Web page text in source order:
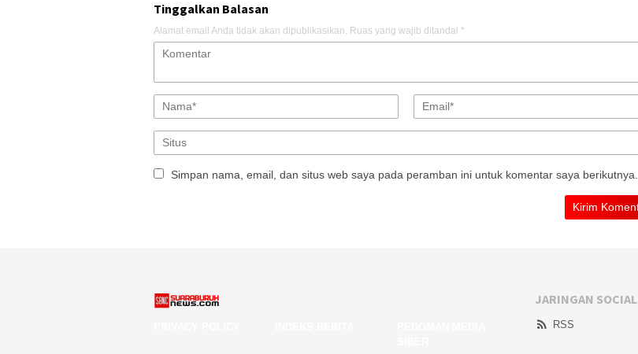
Tinggalkan Balasan
Alamat email Anda tidak akan dipublikasikan. Ruas yang wajib ditandai *
Simpan nama, email, dan situs web saya pada peramban ini untuk komentar saya berikutnya.
JARINGAN SOCIAL
RSS